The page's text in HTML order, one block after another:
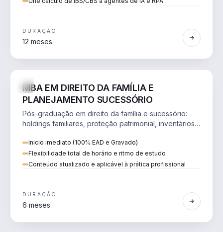
DURAÇÃO
12 meses
DIREITO
MBA EM DIREITO DA FAMÍLIA E
PLANEJAMENTO SUCESSÓRIO
Pós-graduação em direito da família e sucessório:
holdings familiares, proteção patrimonial, inventários
Inicio imediato (100% EAD e Gravado)
Flexibilidade total de horário e ritmo de estudo
Conteúdo atualizado e aplicável à prática profissional
DURAÇÃO
6 meses
AGRO